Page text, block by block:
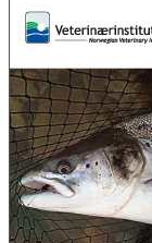
07. april
Fryktar
rasere
25. mars
Nye